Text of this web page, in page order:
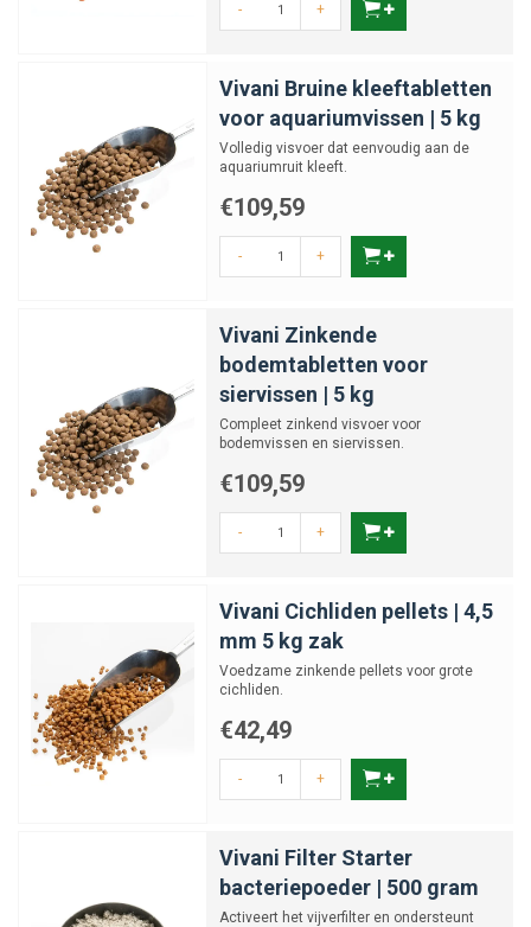
- +
Vivani Bruine kleeftabletten
voor aquariumvissen | 5 kg
Volledig visvoer dat eenvoudig aan de
aquariumruit kleeft.
€109,59
- +
Vivani Zinkende
bodemtabletten voor
siervissen | 5 kg
Compleet zinkend visvoer voor
bodemvissen en siervissen.
€109,59
- +
Vivani Cichliden pellets | 4,5
mm 5 kg zak
Voedzame zinkende pellets voor grote
cichliden.
€42,49
- +
Vivani Filter Starter
bacteriepoeder | 500 gram
Activeert het vijverfilter en ondersteunt